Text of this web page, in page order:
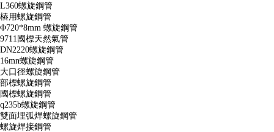
L360螺旋鋼管
樁用螺旋鋼管
Φ720*8mm 螺旋鋼管
9711國標天然氣管
DN2220螺旋鋼管
16mn螺旋鋼管
大口徑螺旋鋼管
部標螺旋鋼管
國標螺旋鋼管
q235b螺旋鋼管
雙面埋弧焊螺旋鋼管
螺旋焊接鋼管